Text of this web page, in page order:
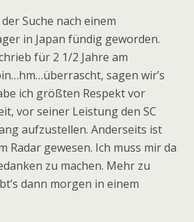
Suche nach einem
in Japan fündig geworden.
für 2 1/2 Jahre am
sagen wir’s
ich größten Respekt vor
vor seiner Leistung den SC
aufzustellen. Anderseits ist
Radar gewesen. Ich muss mir da
zu machen. Mehr zu
dann morgen in einem